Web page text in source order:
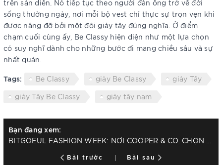
trên sàn diễn. Nó tiếp tục theo người đàn ông trở về đời
sống thường ngày, nơi mỗi bộ vest chỉ thực sự trọn vẹn khi
được nâng đỡ bởi một đôi giày tây đúng nghĩa. Ở điểm
chạm cuối cùng ấy, Be Classy hiện diện như một lựa chọn
có suy nghĩ dành cho những bước đi mang chiều sâu và sự
nhất quán.
Tags: Be Classy giày Be Classy
giày Tây
giày Tây Be Classy
giày tây nam
Bạn đang xem:
Bài trước Bài sau